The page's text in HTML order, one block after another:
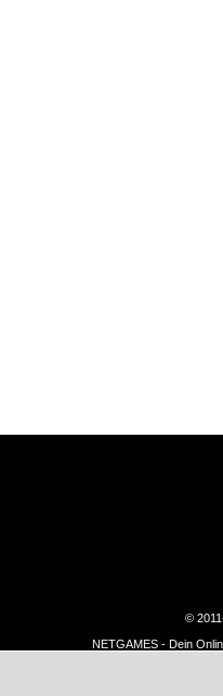
©
NETGAMES - Dein